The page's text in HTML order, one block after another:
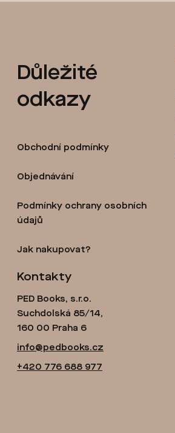
Důležité
odkazy
Obchodní podmínky
Objednávání
Podmínky ochrany osobních
údajů
Jak nakupovat?
Kontakty
PED Books, s.r.o.
Suchdolská 85/14,
160 00 Praha 6
info@pedbooks.cz
+420 776 688 977